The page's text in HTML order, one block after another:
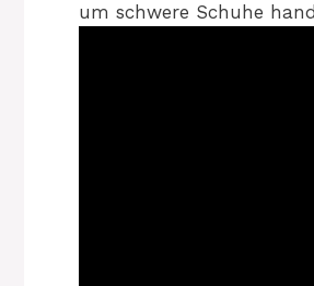
um schwere Schuhe